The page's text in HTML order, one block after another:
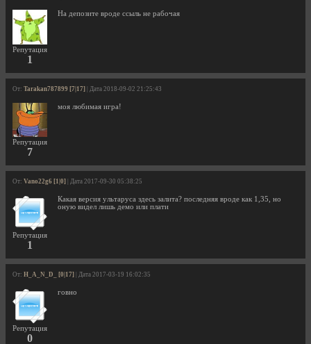
Репутация
1
На депозите вроде ссыль не рабочая
От: Tarakan787899 [7|17] | Дата 2018-09-02 21:25:43
Репутация
7
моя любимая игра!
От: Vano22g6 [1|0] | Дата 2017-09-30 05:38:25
Репутация
1
Какая версия ультаруса здесь залита? последняя вроде как 1,35, но
оную видел лишь демо или плати
От: H_A_N_D_ [0|17] | Дата 2017-03-19 16:02:35
Репутация
0
говно